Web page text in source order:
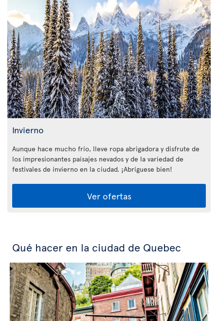
Invierno
Aunque hace mucho frío, lleve ropa abrigadora y disfrute de
los impresionantes paisajes nevados y de la variedad de
festivales de invierno en la ciudad. ¡Abríguese bien!
Ver ofertas
Qué hacer en la ciudad de Quebec